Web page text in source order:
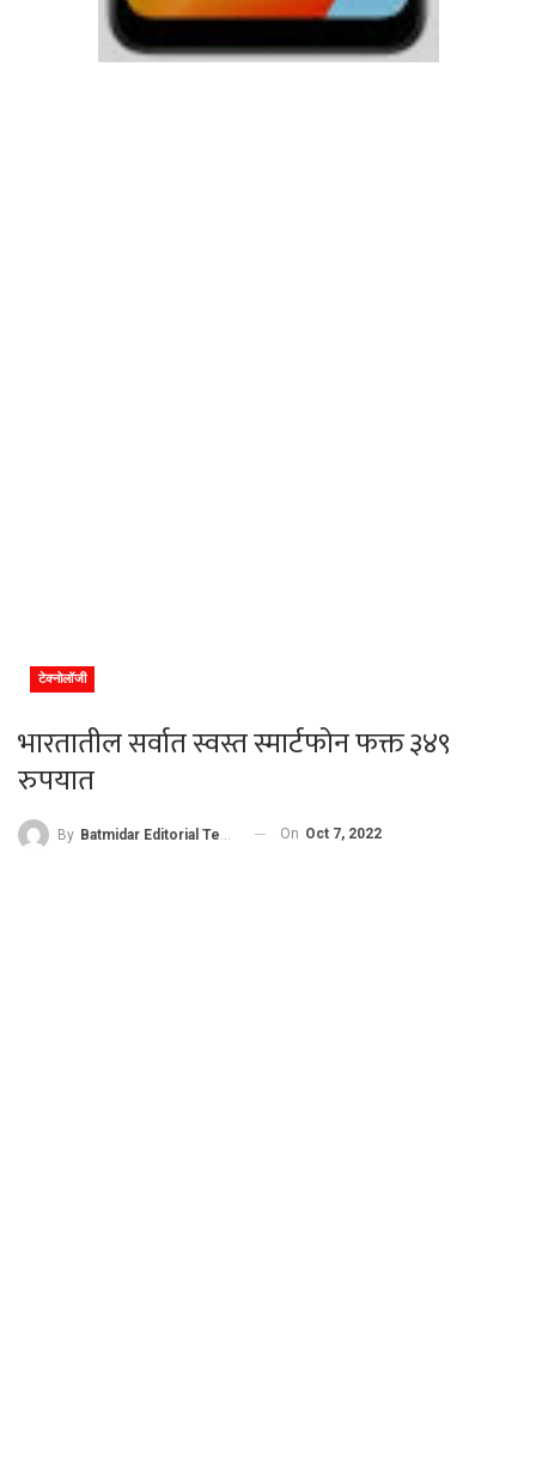
टेक्नोलॉजी
भारतातील सर्वात स्वस्त स्मार्टफोन फक्त ३४९
रुपयात
By Batmidar Editorial Team On Oct 7, 2022